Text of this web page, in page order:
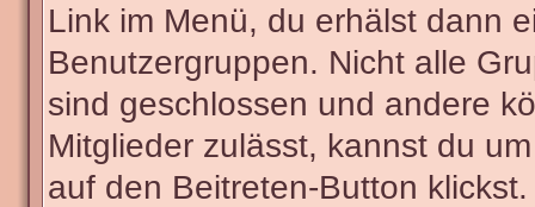
Link im Menü, du erhälst dann
Benutzergruppen. Nicht alle
sind geschlossen und andere
Mitglieder zulässt, kannst du
auf den Beitreten-Button